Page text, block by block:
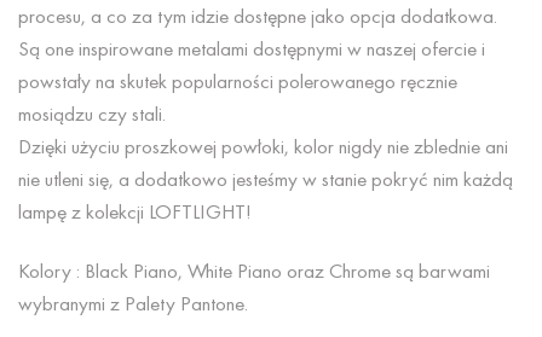
procesu, a co za tym idzie dostępne jako opcja dodatkowa.
Są one inspirowane metalami dostępnymi w naszej ofercie i
powstały na skutek popularności polerowanego ręcznie
mosiądzu czy stali.
Dzięki użyciu proszkowej powłoki, kolor nigdy nie zblednie ani
nie utleni się, a dodatkowo jesteśmy w stanie pokryć nim każdą
lampę z kolekcji LOFTLIGHT!
Kolory : Black Piano, White Piano oraz Chrome są barwami
wybranymi z Palety Pantone.